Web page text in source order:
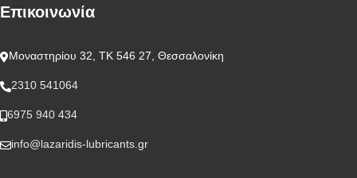
Επικοινωνία
Μοναστηρίου 32, ΤΚ 546 27, Θεσσαλονίκη
2310 541064
6975 940 434
info@lazaridis-lubricants.gr